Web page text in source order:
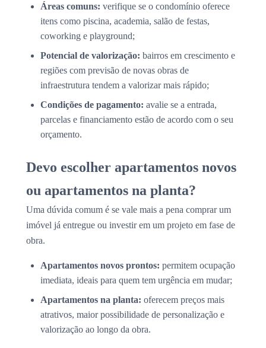
Áreas comuns: verifique se o condomínio oferece
itens como piscina, academia, salão de festas,
coworking e playground;
Potencial de valorização: bairros em crescimento e
regiões com previsão de novas obras de
infraestrutura tendem a valorizar mais rápido;
Condições de pagamento: avalie se a entrada,
parcelas e financiamento estão de acordo com o seu
orçamento.
Devo escolher apartamentos novos
ou apartamentos na planta?
Uma dúvida comum é se vale mais a pena comprar um
imóvel já entregue ou investir em um projeto em fase de
obra.
Apartamentos novos prontos: permitem ocupação
imediata, ideais para quem tem urgência em mudar;
Apartamentos na planta: oferecem preços mais
atrativos, maior possibilidade de personalização e
valorização ao longo da obra.